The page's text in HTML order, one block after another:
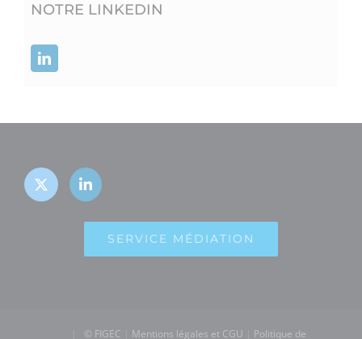
NOTRE LINKEDIN
SERVICE MÉDIATION
© FIGEC Mentions légales et CGU Politique de